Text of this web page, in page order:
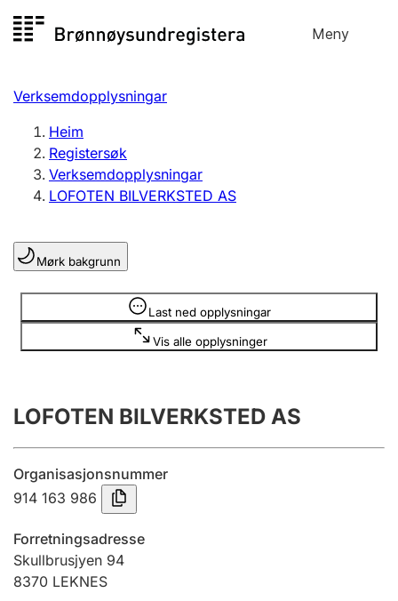
til
Meny
Registersøk
Aksjeselskap
Enkeltpersonføretak
Registrere, endre, slette
Lag og foreining
Registrere, endre, slette
Årsrekneskap
Innsending og forseinkingsgebyr
Tinglysing
Jeger
Verksemdopplysningar
Heim
Registersøk
Verksemdopplysningar
LOFOTEN BILVERKSTED AS
Mørk bakgrunn
Last ned opplysningar
Vis alle opplysninger
Opplysninger er skjult
LOFOTEN BILVERKSTED AS
Organisasjonsnummer
914 163 986
Forretningsadresse
Skullbrusjyen 94
8370 LEKNES